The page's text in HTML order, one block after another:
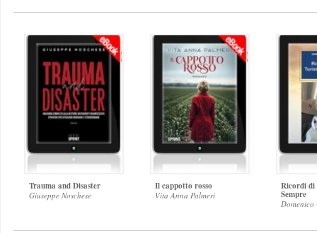
Trauma and Disaster
Giuseppe Noschese
Il cappotto rosso
Vita Anna Palmeri
Ricordi di
Sempre
Domenico